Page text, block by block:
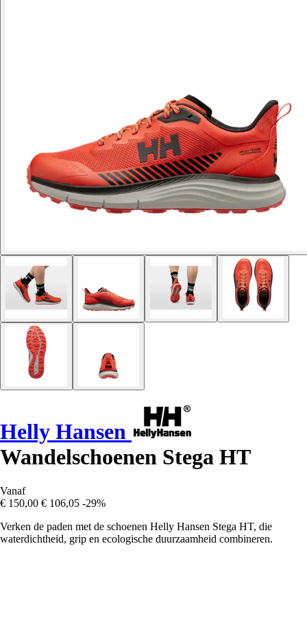
Helly Hansen
Wandelschoenen Stega HT
Vanaf
€ 150,00 € 106,05 -29%
Verken de paden met de schoenen Helly Hansen Stega HT, die
waterdichtheid, grip en ecologische duurzaamheid combineren.